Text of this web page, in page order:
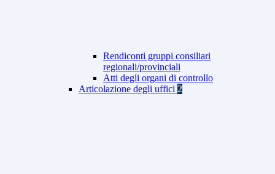
Rendiconti gruppi consiliari
regionali/provinciali
Atti degli organi di controllo
Articolazione degli uffici 2